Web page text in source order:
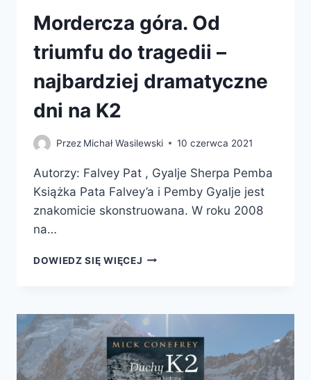
Mordercza góra. Od
triumfu do tragedii –
najbardziej dramatyczne
dni na K2
Przez Michał Wasilewski 10 czerwca 2021
Autorzy: Falvey Pat , Gyalje Sherpa Pemba
Książka Pata Falvey’a i Pemby Gyalje jest
znakomicie skonstruowana. W roku 2008
na…
DOWIEDZ SIĘ WIĘCEJ MORDERCZA
DO
–
NAJBARDZIEJ
DRAMATYCZNE